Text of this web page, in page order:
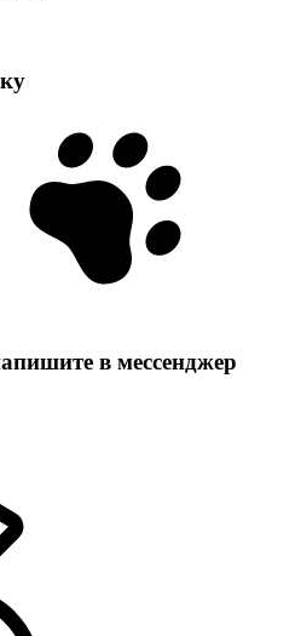
в мессенджер